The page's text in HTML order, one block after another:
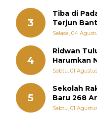
3
Tiba di
Terjun
Selasa, 04
4
Ridwan
Harumkan
Diabadikan
Sabtu, 01
5
Sekolah
Baru 268
Memutus
Sabtu, 01